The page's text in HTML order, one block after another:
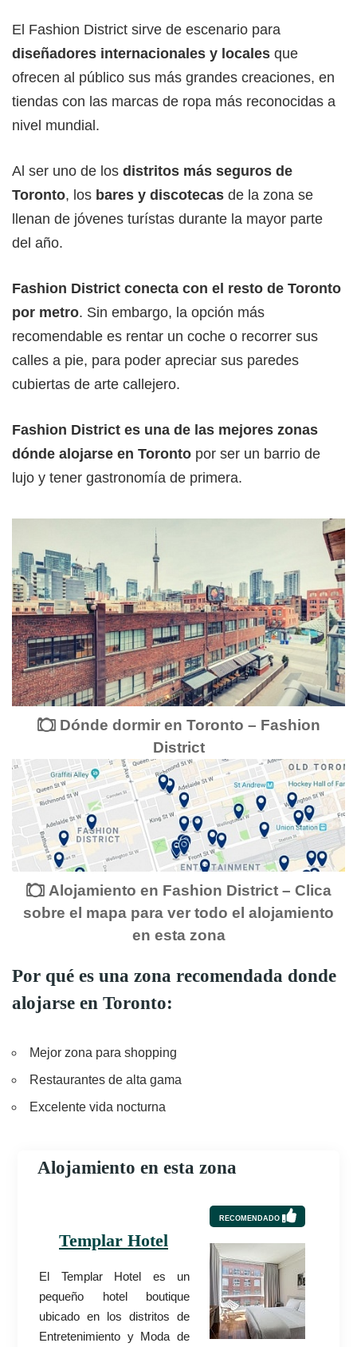
El Fashion District sirve de escenario para
diseñadores internacionales y locales que
ofrecen al público sus más grandes creaciones, en
tiendas con las marcas de ropa más reconocidas a
nivel mundial.
Al ser uno de los distritos más seguros de
Toronto, los bares y discotecas de la zona se
llenan de jóvenes turístas durante la mayor parte
del año.
Fashion District conecta con el resto de Toronto
por metro. Sin embargo, la opción más
recomendable es rentar un coche o recorrer sus
calles a pie, para poder apreciar sus paredes
cubiertas de arte callejero.
Fashion District es una de las mejores zonas
dónde alojarse en Toronto por ser un barrio de
lujo y tener gastronomía de primera.
Dónde dormir en Toronto – Fashion
District
Alojamiento en Fashion District – Clica
sobre el mapa para ver todo el alojamiento
en esta zona
Por qué es una zona recomendada donde
alojarse en Toronto:
Mejor zona para shopping
Restaurantes de alta gama
Excelente vida nocturna
Alojamiento en esta zona
RECOMENDADO
Templar Hotel
El Templar Hotel es un
pequeño hotel boutique
ubicado en los distritos de
Entretenimiento y Moda de